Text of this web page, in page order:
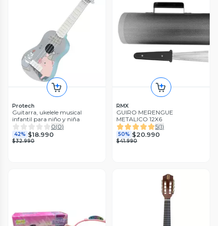
Protech
Guitarra, ukelele musical
infantil para niño y niña
0(0)
42% $18.990
$32.990
RMX
GUIRO MERENGUE
METALICO 12X6
5(1)
50% $20.990
$41.990